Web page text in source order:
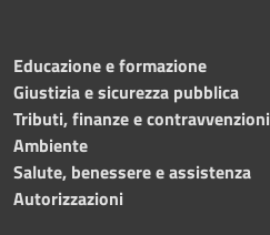
Educazione e formazione
Giustizia e sicurezza pubblica
Tributi, finanze e contravvenzioni
Ambiente
Salute, benessere e assistenza
Autorizzazioni